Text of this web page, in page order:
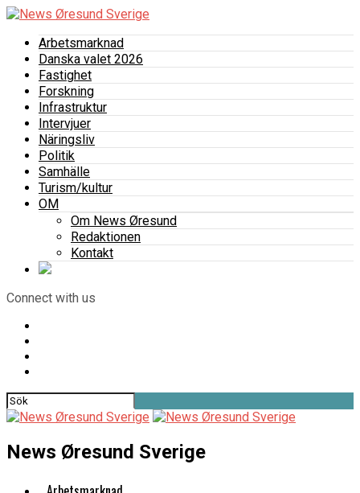
Arbetsmarknad
Danska valet 2026
Fastighet
Forskning
Infrastruktur
Intervjuer
Näringsliv
Politik
Samhälle
Turism/kultur
OM
Om News Øresund
Redaktionen
Kontakt
Connect with us
News Øresund Sverige